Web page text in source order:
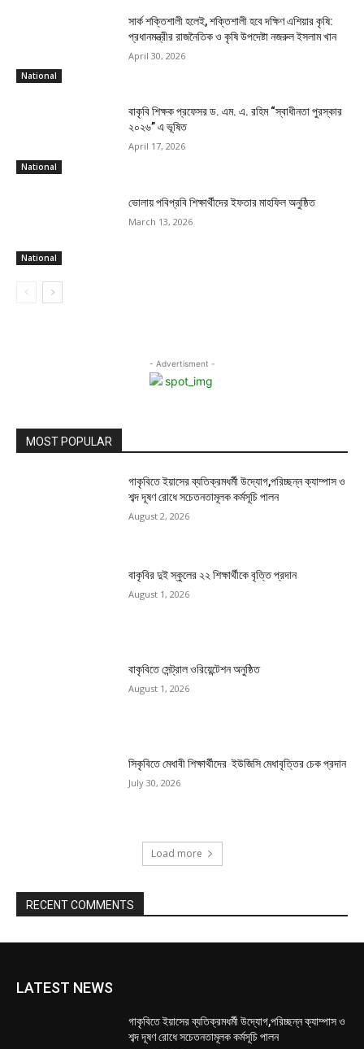
National
সার্ক শক্তিশালী হলেই, শক্তিশালী হবে দক্ষিণ এশিয়ার কৃষি:
প্রধানমন্ত্রীর রাজনৈতিক ও কৃষি উপদেষ্টা নজরুল ইসলাম খান
April 30, 2026
National
বাকৃবি শিক্ষক প্রফেসর ড. এম. এ. রহিম “স্বাধীনতা পুরস্কার
২০২৬” এ ভূষিত
April 17, 2026
National
ভোলায় পবিপ্রবি শিক্ষার্থীদের ইফতার মাহফিল অনুষ্ঠিত
March 13, 2026
- Advertisment -
MOST POPULAR
গাকৃবিতে ইয়াসের ব্যতিক্রমধর্মী উদ্যোগ,পরিচ্ছন্ন ক্যাম্পাস ও
শব্দ দূষণ রোধে সচেতনতামূলক কর্মসূচি পালন
August 2, 2026
বাকৃবির দুই স্কুলের ২২ শিক্ষার্থীকে বৃত্তি প্রদান
August 1, 2026
বাকৃবিতে সেন্ট্রাল ওরিয়েন্টেশন অনুষ্ঠিত
August 1, 2026
সিকৃবিতে মেধাবী শিক্ষার্থীদের ইউজিসি মেধাবৃত্তির চেক প্রদান
July 30, 2026
Load more
RECENT COMMENTS
LATEST NEWS
গাকৃবিতে ইয়াসের ব্যতিক্রমধর্মী উদ্যোগ,পরিচ্ছন্ন ক্যাম্পাস ও
শব্দ দূষণ রোধে সচেতনতামূলক কর্মসূচি পালন